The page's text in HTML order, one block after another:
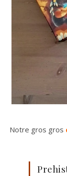
Notre gros gros